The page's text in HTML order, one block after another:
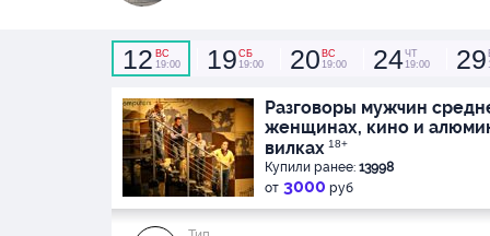
12 ВС
19:00
19 СБ
19:00
20 ВС
19:00
24ЧТ
19:00
29
Разговоры мужчин
женщинах, кино и
вилках 18+
Купили ранее: 13998
от 3000 руб